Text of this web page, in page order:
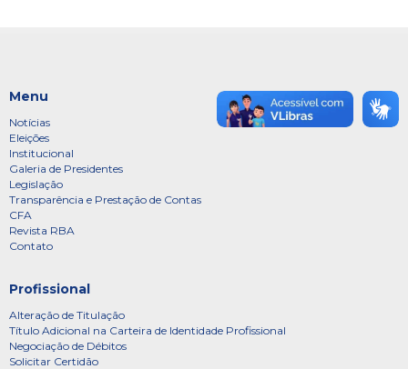
Menu
Notícias
Eleições
Institucional
Galeria de Presidentes
Legislação
Transparência e Prestação de Contas
CFA
Revista RBA
Contato
Profissional
Alteração de Titulação
Título Adicional na Carteira de Identidade Profissional
Negociação de Débitos
Solicitar Certidão